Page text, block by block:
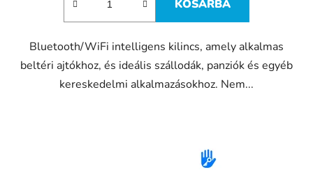
KOSÁRBA
Bluetooth/WiFi intelligens kilincs, amely alkalmas
beltéri ajtókhoz, és ideális szállodák, panziók és egyéb
kereskedelmi alkalmazásokhoz. Nem...